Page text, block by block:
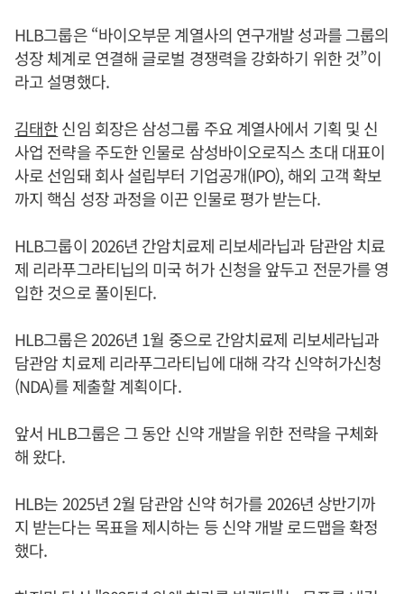
HLB그룹은 “바이오부문 계열사의 연구개발 성과를 그룹의
성장 체계로 연결해 글로벌 경쟁력을 강화하기 위한 것”이
라고 설명했다.
김태한신임 회장은 삼성그룹 주요 계열사에서 기획 및 신
사업 전략을 주도한 인물로 삼성바이오로직스 초대 대표이
사로 선임돼 회사 설립부터 기업공개(IPO), 해외 고객 확보
까지 핵심 성장 과정을 이끈 인물로 평가 받는다.
HLB그룹이 2026년 간암치료제 리보세라닙과 담관암 치료
제 리라푸그라티닙의 미국 허가 신청을 앞두고 전문가를 영
입한 것으로 풀이된다.
HLB그룹은 2026년 1월 중으로 간암치료제 리보세라닙과
담관암 치료제 리라푸그라티닙에 대해 각각 신약허가신청
(NDA)를 제출할 계획이다.
앞서 HLB그룹은 그 동안 신약 개발을 위한 전략을 구체화
해 왔다.
HLB는 2025년 2월 담관암 신약 허가를 2026년 상반기까
지 받는다는 목표을 제시하는 등 신약 개발 로드맵을 확정
했다.